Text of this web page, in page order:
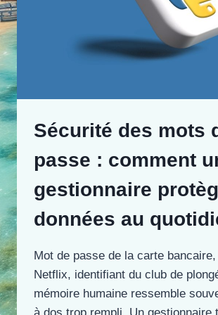
Sécurité des mots
passe : comment
gestionnaire
données au
Mot de passe de la carte
Netflix, identifiant du club de
mémoire humaine ressemble
à dos trop rempli. Un gestionnaire